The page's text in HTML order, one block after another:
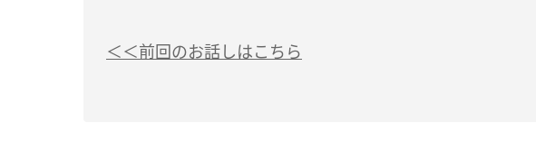
＜＜前回のお話しはこちら